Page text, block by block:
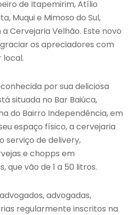
de Itapemirim, Atílio
Muqui e Mimoso do Sul,
Cervejaria Velhão. Este novo
os apreciadores com
local.
por sua deliciosa
situada no Bar Baiúca,
do Bairro Independência, em
espaço físico, a cervejaria
serviço de delivery,
e chopps em
que vão de 1 a 50 litros.
advogadas,
regularmente inscritos na